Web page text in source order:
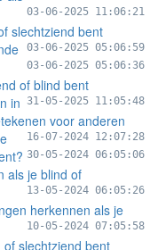
03-06-2025 11:06:21
slechtziend bent
03-06-2025 05:06:59
03-06-2025 05:06:36
of blind bent
31-05-2025 11:05:48
in
voor anderen
16-07-2024 12:07:28
30-05-2024 06:05:06
als je blind of
13-05-2024 06:05:26
herkennen als je
10-05-2024 07:05:58
slechtziend bent